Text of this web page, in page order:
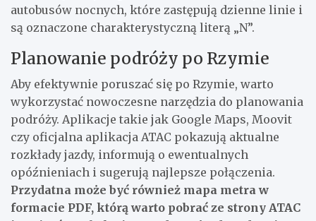
autobusów nocnych, które zastępują dzienne linie i
są oznaczone charakterystyczną literą „N”.
Planowanie podróży po Rzymie
Aby efektywnie poruszać się po Rzymie, warto
wykorzystać nowoczesne narzędzia do planowania
podróży. Aplikacje takie jak Google Maps, Moovit
czy oficjalna aplikacja ATAC pokazują aktualne
rozkłady jazdy, informują o ewentualnych
opóźnieniach i sugerują najlepsze połączenia.
Przydatna może być również mapa metra w
formacie PDF, którą warto pobrać ze strony ATAC